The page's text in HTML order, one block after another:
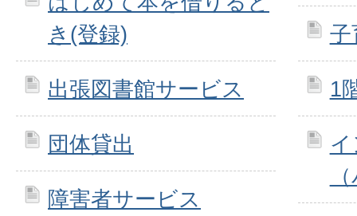
き(登録)
出張図書館サービス
団体貸出
障害者サービス
子
1